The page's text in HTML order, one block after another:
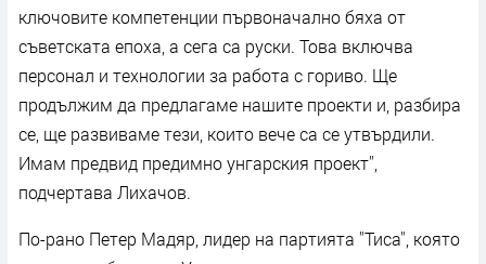
ключовите компетенции първоначално бяха от
съветската епоха, а сега са руски. Това включва
персонал и технологии за работа с гориво. Ще
продължим да предлагаме нашите проекти и, разбира
се, ще развиваме тези, които вече са се утвърдили.
Имам предвид предимно унгарския проект'',
подчертава Лихачов.
По-рано Петер Мадяр, лидер на партията ''Тиса'', която